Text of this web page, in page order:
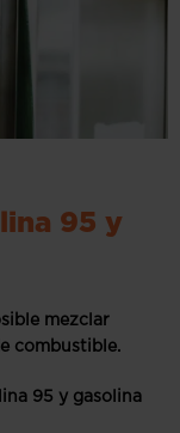
95 y
mezclar
combustible.
95 y gasolina